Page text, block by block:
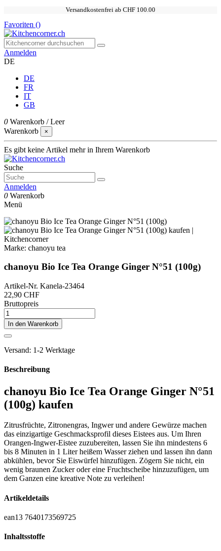
Versandkostenfrei ab CHF 100.00
Favoriten ()
Anmelden
DE
DE
FR
IT
GB
0 Warenkorb /Leer
Warenkorb
×
Es gibt keine Artikel mehr in Ihrem Warenkorb
Suche
Anmelden
0 Warenkorb
Menü
Marke: chanoyu tea
chanoyu Bio Ice Tea Orange Ginger N°51 (100g)
Artikel-Nr. Kanela-23464
22,90 CHF
Bruttopreis
In den Warenkorb
Versand: 1-2 Werktage
Beschreibung
chanoyu Bio Ice Tea Orange Ginger N°51
(100g) kaufen
Zitrusfrüchte, Zitronengras, Ingwer und andere Gewürze machen
das einzigartige Geschmacksprofil dieses Eistees aus. Um Ihren
Orangen-Ingwer-Eistee zuzubereiten, lassen Sie ihn mindestens 6
bis 8 Minuten in 1 Liter heißem Wasser ziehen und lassen ihn dann
abkühlen, bevor Sie Eiswürfel hinzufügen. Zögern Sie nicht, ein
wenig braunen Zucker oder eine Fruchtscheibe hinzuzufügen, um
dem Ganzen eine kreative Note zu verleihen!
Artikeldetails
ean13 7640173569725
Inhaltsstoffe